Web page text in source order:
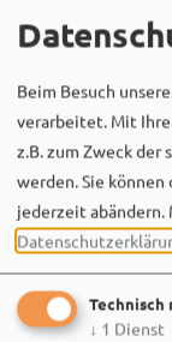
06.
Sei wie Luisa &
Komm am
Gute Musik,
der im Kopf
Wir sehen uns…
Beim Besuch
verarbeitet. Mit
z.B. zum Zweck
werden. Sie
jederzeit abändern.
Technisch
↓ 1 Dienst